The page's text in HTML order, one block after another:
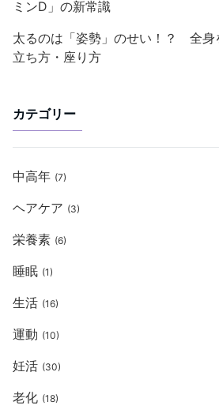
ミンD」の新常識
太るのは「姿勢」のせい！？ 全身
立ち方・座り方
カテゴリー
中高年 (7)
ヘアケア (3)
栄養素 (6)
睡眠 (1)
生活 (16)
運動 (10)
妊活 (30)
老化 (18)